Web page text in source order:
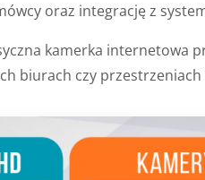
oraz integrację z
kamerka internetowa
biurach czy